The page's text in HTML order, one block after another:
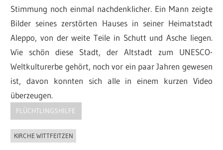
Stimmung noch einmal nachdenklicher. Ein Mann zeigte
Bilder seines zerstörten Hauses in seiner Heimatstadt
Aleppo, von der weite Teile in Schutt und Asche liegen.
Wie schön diese Stadt, der Altstadt zum UNESCO-
Weltkulturerbe gehört, noch vor ein paar Jahren gewesen
ist, davon konnten sich alle in einem kurzen Video
überzeugen.
FLÜCHTLINGSHILFE
KIRCHE WITTFEITZEN